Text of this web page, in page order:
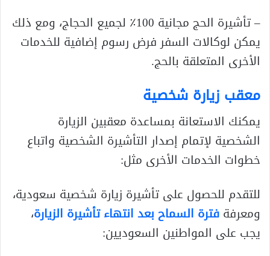
– تأشيرة الحج مجانية 100٪ لجميع الحجاج، ومع ذلك
يمكن لوكالات السفر فرض رسوم إضافية للخدمات
الأخرى المتعلقة بالحج.
معقب زيارة شخصية
يمكنك الاستعانة بمساعدة معقبين الزيارة
الشخصية لإتمام إصدار التأشيرة الشخصية واتباع
خطوات الخدمات الأخرى مثل:
للتقدم للحصول على تأشيرة زيارة شخصية سعودية،
ومعرفةفترة السماح بعد انتهاء تأشيرة الزيارة،
يجب على المواطنين السعوديين: